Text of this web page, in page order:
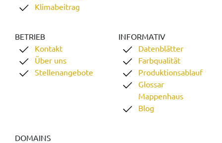
Klimabeitrag
BETRIEB
Kontakt
Über uns
Stellenangebote
INFORMATIV
Datenblätter
Farbqualität
Produktionsablauf
Glossar
Mappenhaus
Blog
DOMAINS